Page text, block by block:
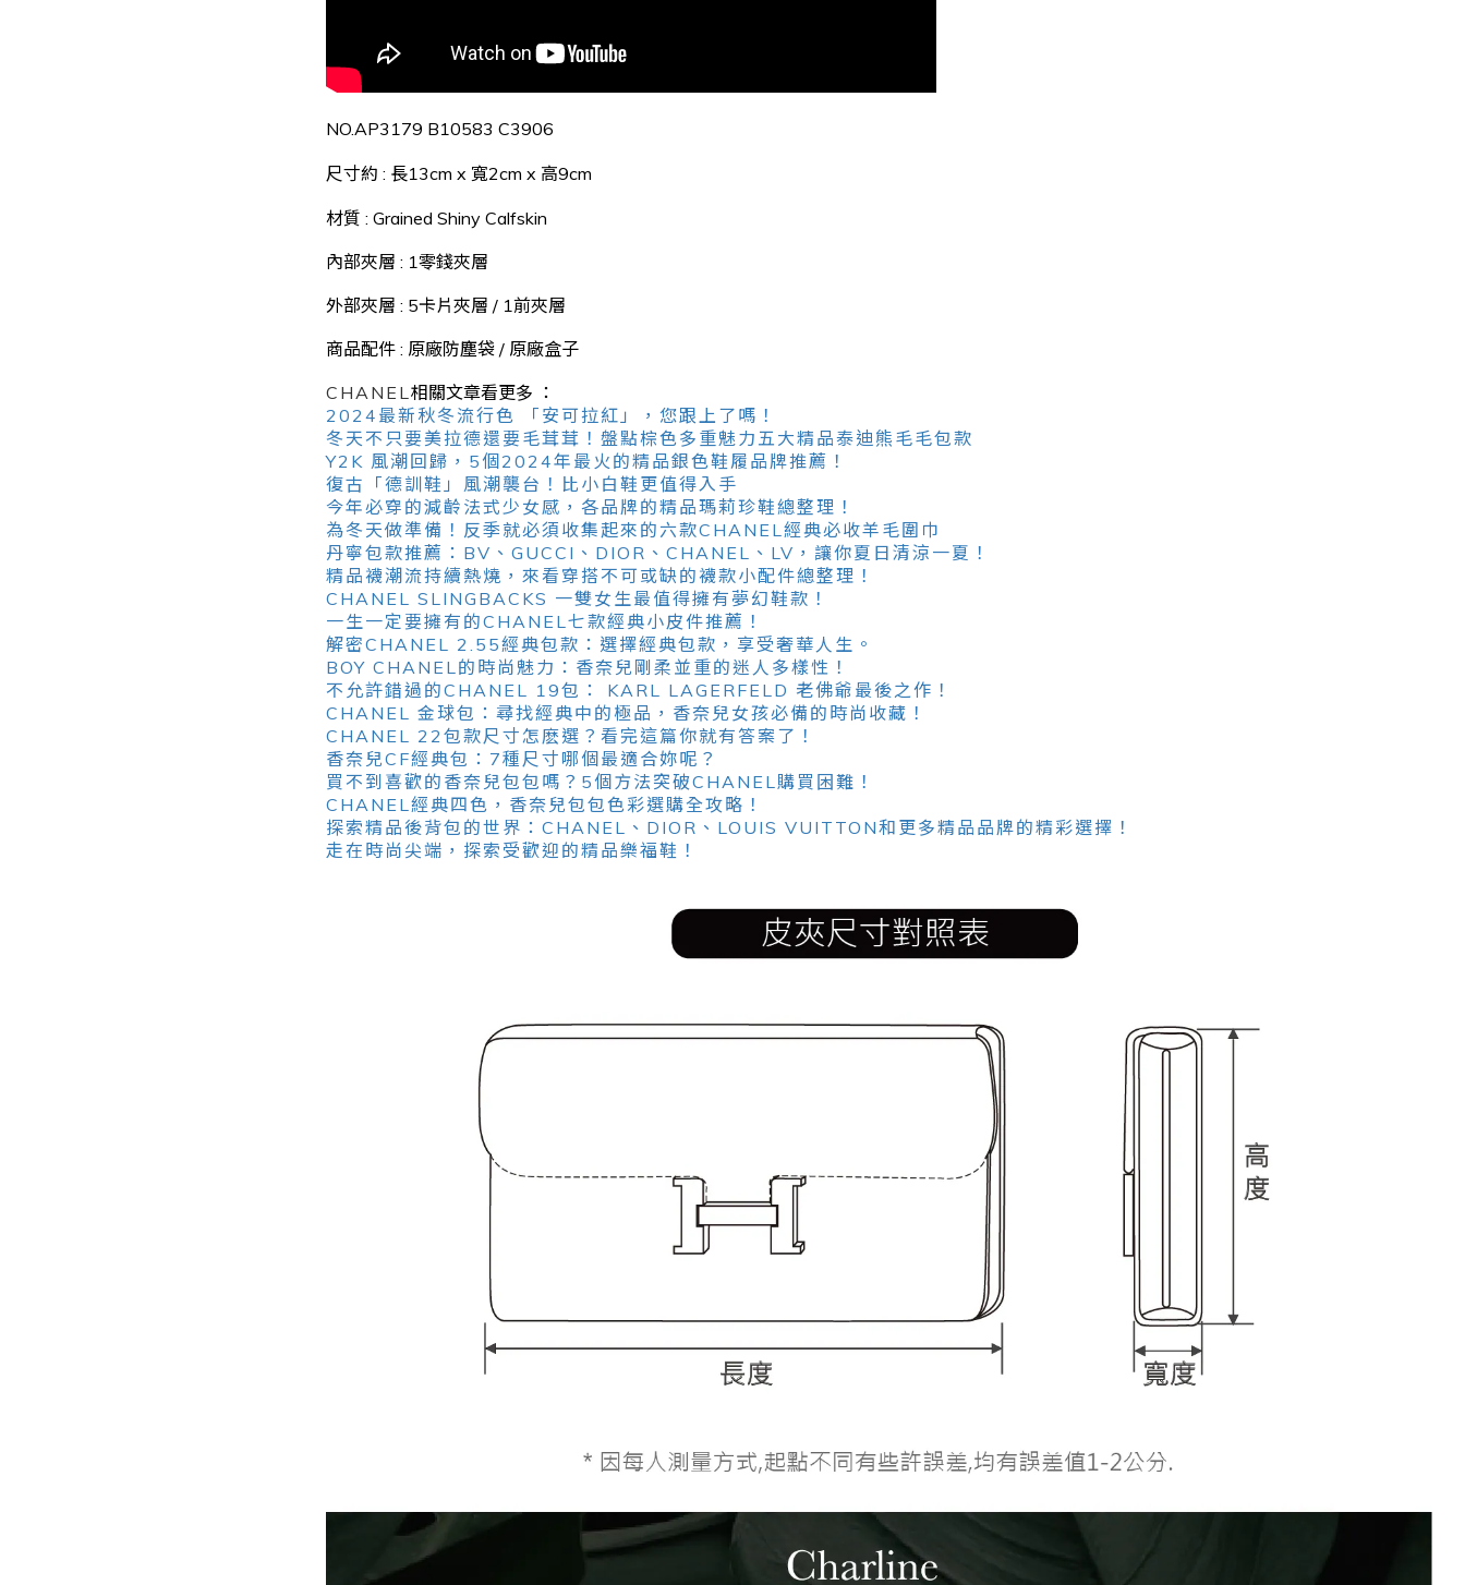
NO.AP3179 B10583 C3906
尺寸約 : 長13cm x 寬2cm x 高9cm
材質 : Grained Shiny Calfskin
內部夾層 : 1零錢夾層
外部夾層 : 5卡片夾層 / 1前夾層
商品配件 : 原廠防塵袋 / 原廠盒子
CHANEL相關文章看更多 ：
2024最新秋冬流行色 「安可拉紅」，您跟上了嗎！
冬天不只要美拉德還要毛茸茸！盤點棕色多重魅力五大精品泰迪熊毛毛包款
Y2K 風潮回歸，5個2024年最火的精品銀色鞋履品牌推薦！
復古「德訓鞋」風潮襲台！比小白鞋更值得入手
今年必穿的減齡法式少女感，各品牌的精品瑪莉珍鞋總整理！
為冬天做準備！反季就必須收集起來的六款CHANEL經典必收羊毛圍巾
丹寧包款推薦：BV、GUCCI、DIOR、CHANEL、LV，讓你夏日清涼一夏！
精品襪潮流持續熱燒，來看穿搭不可或缺的襪款小配件總整理！
CHANEL SLINGBACKS 一雙女生最值得擁有夢幻鞋款！
一生一定要擁有的CHANEL七款經典小皮件推薦！
解密CHANEL 2.55經典包款：選擇經典包款，享受奢華人生。
BOY CHANEL的時尚魅力：香奈兒剛柔並重的迷人多樣性！
不允許錯過的CHANEL 19包： KARL LAGERFELD 老佛爺最後之作！
CHANEL 金球包：尋找經典中的極品，香奈兒女孩必備的時尚收藏！
CHANEL 22包款尺寸怎麽選？看完這篇你就有答案了！
香奈兒CF經典包：7種尺寸哪個最適合妳呢？
買不到喜歡的香奈兒包包嗎？5個方法突破CHANEL購買困難！
CHANEL經典四色，香奈兒包包色彩選購全攻略！
探索精品後背包的世界：CHANEL、DIOR、LOUIS VUITTON和更多精品品牌的精彩選擇！
走在時尚尖端，探索受歡迎的精品樂福鞋！